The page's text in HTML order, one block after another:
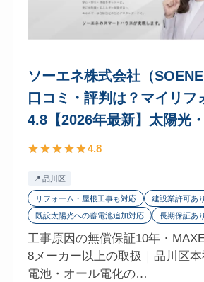
ソーエネ株式会社（
口コミ・評判は？マイリフ
4.8【2026年最新】太陽光
4.8
品川区
リフォーム・屋根工事も対応
建設業許可あり
既設太陽光への蓄電池追加対応
長期保証あり
工事原因の無償保証10年・
8メーカー以上の取扱｜品川区
電池・オール電化の…